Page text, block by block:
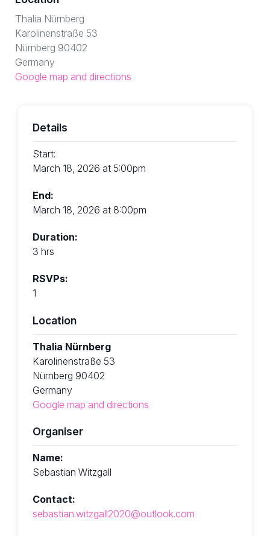
Thalia Nürnberg
Karolinenstraße 53
Nürnberg 90402
Germany
Google map and directions
Details
Start:
March 18, 2026 at 5:00pm
End:
March 18, 2026 at 8:00pm
Duration:
3 hrs
RSVPs:
1
Location
Thalia Nürnberg
Karolinenstraße 53
Nürnberg 90402
Germany
Google map and directions
Organiser
Name:
Sebastian Witzgall
Contact:
sebastian.witzgall2020@outlook.com